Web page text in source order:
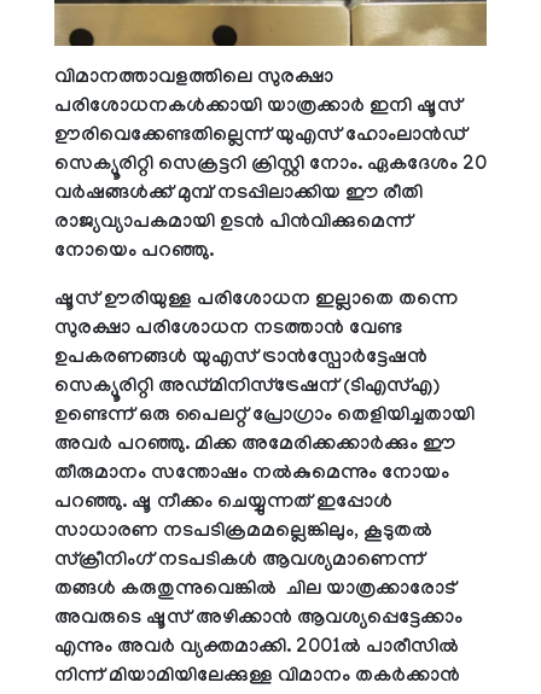
വിമാനത്താവളത്തിലെ സുരക്ഷാ
പരിശോധനകൾക്കായി യാത്രക്കാർ ഇനി ഷൂസ്
ഊരിവെക്കേണ്ടതില്ലെന്ന് യുഎസ് ഹോംലാൻഡ്
സെക്യൂരിറ്റി സെക്രട്ടറി ക്രിസ്റ്റി നോം. ഏകദേശം 20
വർഷങ്ങൾക്ക് മുമ്പ് നടപ്പിലാക്കിയ ഈ രീതി
രാജ്യവ്യാപകമായി ഉടൻ പിൻവിക്കുമെന്ന്
നോയെം പറഞ്ഞു.
ഷൂസ് ഊരിയുള്ള പരിശോധന ഇല്ലാതെ തന്നെ
സുരക്ഷാ പരിശോധന നടത്താൻ വേണ്ട
ഉപകരണങ്ങൾ യുഎസ് ട്രാൻസ്പോർട്ടേഷൻ
സെക്യൂരിറ്റി അഡ്മിനിസ്ട്രേഷന് (ടിഎസ്എ)
ഉണ്ടെന്ന് ഒരു പൈലറ്റ് പ്രോഗ്രാം തെളിയിച്ചതായി
അവർ പറഞ്ഞു. മിക്ക അമേരിക്കക്കാർക്കും ഈ
തീരുമാനം സന്തോഷം നൽകുമെന്നും നോയം
പറഞ്ഞു. ഷൂ നീക്കം ചെയ്യുന്നത് ഇപ്പോൾ
സാധാരണ നടപടിക്രമമല്ലെങ്കിലും, കൂടുതൽ
സ്‌ക്രീനിംഗ് നടപടികൾ ആവശ്യമാണെന്ന്
തങ്ങൾ കരുതുന്നുവെങ്കിൽ ചില യാത്രക്കാരോട്
അവരുടെ ഷൂസ് അഴിക്കാൻ ആവശ്യപ്പെട്ടേക്കാം
എന്നും അവർ വ്യക്തമാക്കി. 2001ൽ പാരീസിൽ
നിന്ന് മിയാമിയിലേക്കുള്ള വിമാനം തകർക്കാൻ